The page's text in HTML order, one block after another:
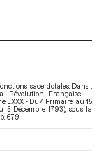
sacerdotales. Dans :
Révolution Française —
LXXX - Du 4 Frimaire au 15
5 Décembre 1793), sous la
679.